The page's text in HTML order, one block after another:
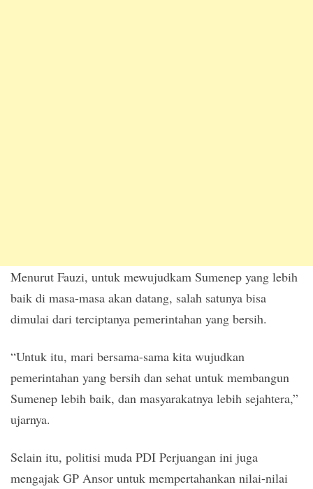
Menurut Fauzi, untuk mewujudkam Sumenep yang lebih
baik di masa-masa akan datang, salah satunya bisa
dimulai dari terciptanya pemerintahan yang bersih.
“Untuk itu, mari bersama-sama kita wujudkan
pemerintahan yang bersih dan sehat untuk membangun
Sumenep lebih baik, dan masyarakatnya lebih sejahtera,”
ujarnya.
Selain itu, politisi muda PDI Perjuangan ini juga
mengajak GP Ansor untuk mempertahankan nilai-nilai